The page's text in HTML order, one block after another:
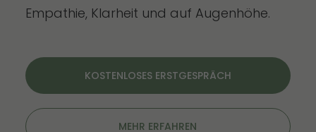
Empathie, Klarheit und auf Augenhöhe.
KOSTENLOSES ERSTGESPRÄCH
MEHR ERFAHREN